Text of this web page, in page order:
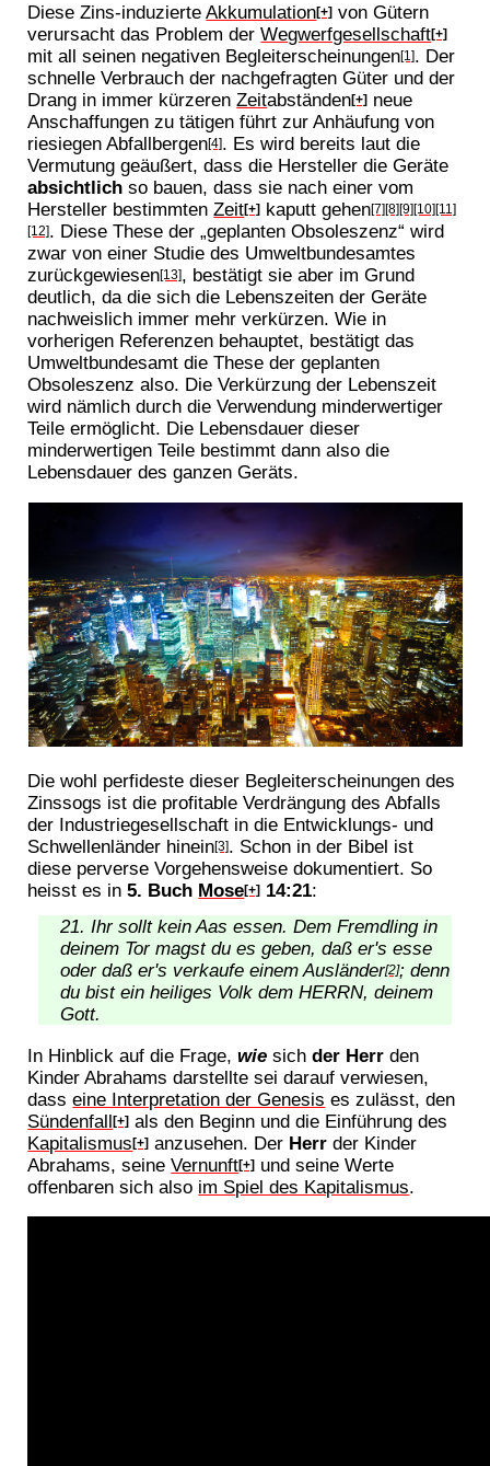
Diese Zins-induzierteAkkumulation[+] von Gütern
verursacht das Problem derWegwerfgesellschaft[+]
mit all seinen negativen Begleiterscheinungen[1]. Der
schnelle Verbrauch der nachgefragten Güter und der
Drang in immer kürzerenZeitabständen[+] neue
Anschaffungen zu tätigen führt zur Anhäufung von
riesiegen Abfallbergen[4]. Es wird bereits laut die
Vermutung geäußert, dass die Hersteller die Geräte
absichtlich so bauen, dass sie nach einer vom
Hersteller bestimmtenZeit[+] kaputt gehen[7][8][9][10][11]
[12]. Diese These der „geplanten Obsoleszenz“ wird
zwar von einer Studie des Umweltbundesamtes
zurückgewiesen[13], bestätigt sie aber im Grund
deutlich, da die sich die Lebenszeiten der Geräte
nachweislich immer mehr verkürzen. Wie in
vorherigen Referenzen behauptet, bestätigt das
Umweltbundesamt die These der geplanten
Obsoleszenz also. Die Verkürzung der Lebenszeit
wird nämlich durch die Verwendung minderwertiger
Teile ermöglicht. Die Lebensdauer dieser
minderwertigen Teile bestimmt dann also die
Lebensdauer des ganzen Geräts.
Die wohl perfideste dieser Begleiterscheinungen des
Zinssogs ist die profitable Verdrängung des Abfalls
der Industriegesellschaft in die Entwicklungs- und
Schwellenländer hinein[3]. Schon in der Bibel ist
diese perverse Vorgehensweise dokumentiert. So
heisst es in5. Buch Mose[+] 14:21:
Ihr sollt kein Aas essen. Dem Fremdling in
deinem Tor magst du es geben, daß er's esse
oder daß er's verkaufe einem Ausländer[2]; denn
du bist ein heiliges Volk dem HERRN, deinem
Gott.
In Hinblick auf die Frage,wie sichder Herr den
Kinder Abrahams darstellte sei darauf verwiesen,
dasseine Interpretation der Genesis es zulässt, den
Sündenfall[+] als den Beginn und die Einführung des
Kapitalismus[+] anzusehen. Der Herr der Kinder
Abrahams, seineVernunft[+] und seine Werte
offenbaren sich also im Spiel des Kapitalismus.